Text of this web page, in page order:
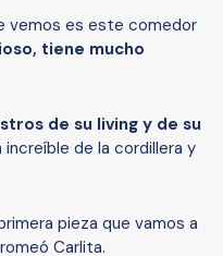
vemos es este comedor
tiene mucho
de su living y de su
de la cordillera y
pieza que vamos a
Carlita.